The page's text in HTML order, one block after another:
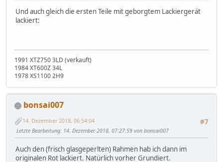
Und auch gleich die ersten Teile mit geborgtem Lackiergerät
lackiert:
1991 XTZ750 3LD (verkauft)
1984 XT600Z 34L
1978 XS1100 2H9
bonsai007
#7
14. Dezember 2018, 06:54:04
Letzte Bearbeitung: 14. Dezember 2018, 07:27:59 von bonsai007
Auch den (frisch glasgeperlten) Rahmen hab ich dann im
originalen Rot lackiert. Natürlich vorher Grundiert.